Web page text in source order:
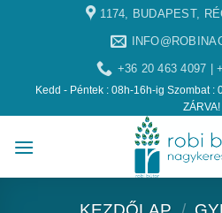
1174, BUDAPEST,
+36 20 463 4097 |
Kedd - Péntek : 08h-16h-ig Szombat :
ZÁRVA!